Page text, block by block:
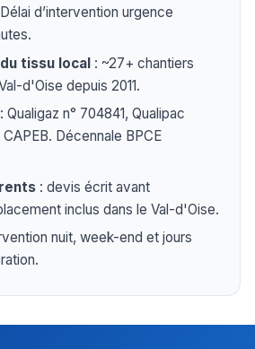
d’intervention urgence
tissu local : ~27+ chantiers
d'Oise depuis 2011.
: Qualigaz n° 704841, Qualipac
Décennale BPCE
: devis écrit avant
inclus dans le Val-d'Oise.
nuit, week-end et jours